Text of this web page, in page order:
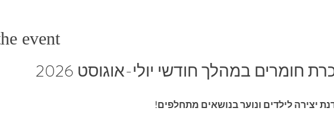
event
חומרים במהלך חודשי יולי-אוגוסט 2026
יצירה לילדים ונוער בנושאים מתחלפים!